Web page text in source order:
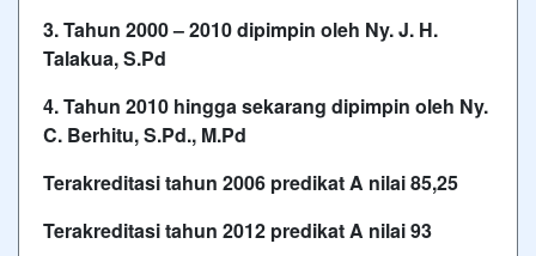
3. Tahun 2000 – 2010 dipimpin oleh Ny. J. H.
Talakua, S.Pd
4. Tahun 2010 hingga sekarang dipimpin oleh Ny.
C. Berhitu, S.Pd., M.Pd
Terakreditasi tahun 2006 predikat A nilai 85,25
Terakreditasi tahun 2012 predikat A nilai 93